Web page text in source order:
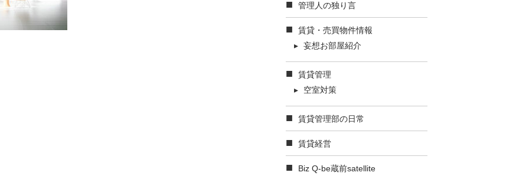
管理人の独り言
賃貸・売買物件情報
妄想お部屋紹介
賃貸管理
空室対策
賃貸管理部の日常
賃貸経営
Biz Q-be蔵前satellite